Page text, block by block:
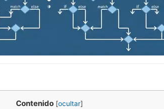
Contenido [ocultar]